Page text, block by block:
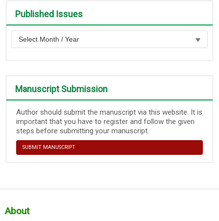
Published Issues
Manuscript Submission
Author should submit the manuscript via this website. It is
important that you have to register and follow the given
steps before submitting your manuscript.
SUBMIT MANUSCRIPT
About